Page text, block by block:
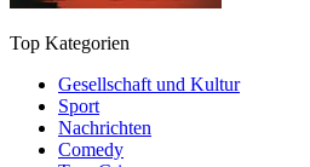
Top Kategorien
Gesellschaft und Kultur
Sport
Nachrichten
Comedy